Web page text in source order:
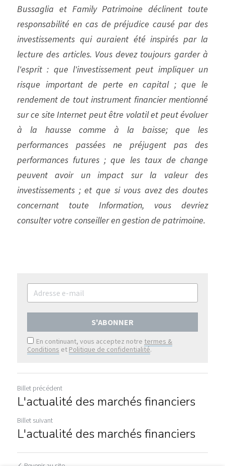
Bussaglia et Family Patrimoine déclinent toute
responsabilité en cas de préjudice causé par des
investissements qui auraient été inspirés par la
lecture des articles. Vous devez toujours garder à
l'esprit : que l'investissement peut impliquer un
risque important de perte en capital ; que le
rendement de tout instrument financier mentionné
sur ce site Internet peut être volatil et peut évoluer
à la hausse comme à la baisse; que les
performances passées ne préjugent pas des
performances futures ; que les taux de change
peuvent avoir un impact sur la valeur des
investissements ; et que si vous avez des doutes
concernant toute Information, vous devriez
consulter votre conseiller en gestion de patrimoine.
S'ABONNER
En continuant, vous acceptez notre termes &
Conditions et Politique de confidentialité.
Billet précédent
L'actualité des marchés financiers
Billet suivant
L'actualité des marchés financiers